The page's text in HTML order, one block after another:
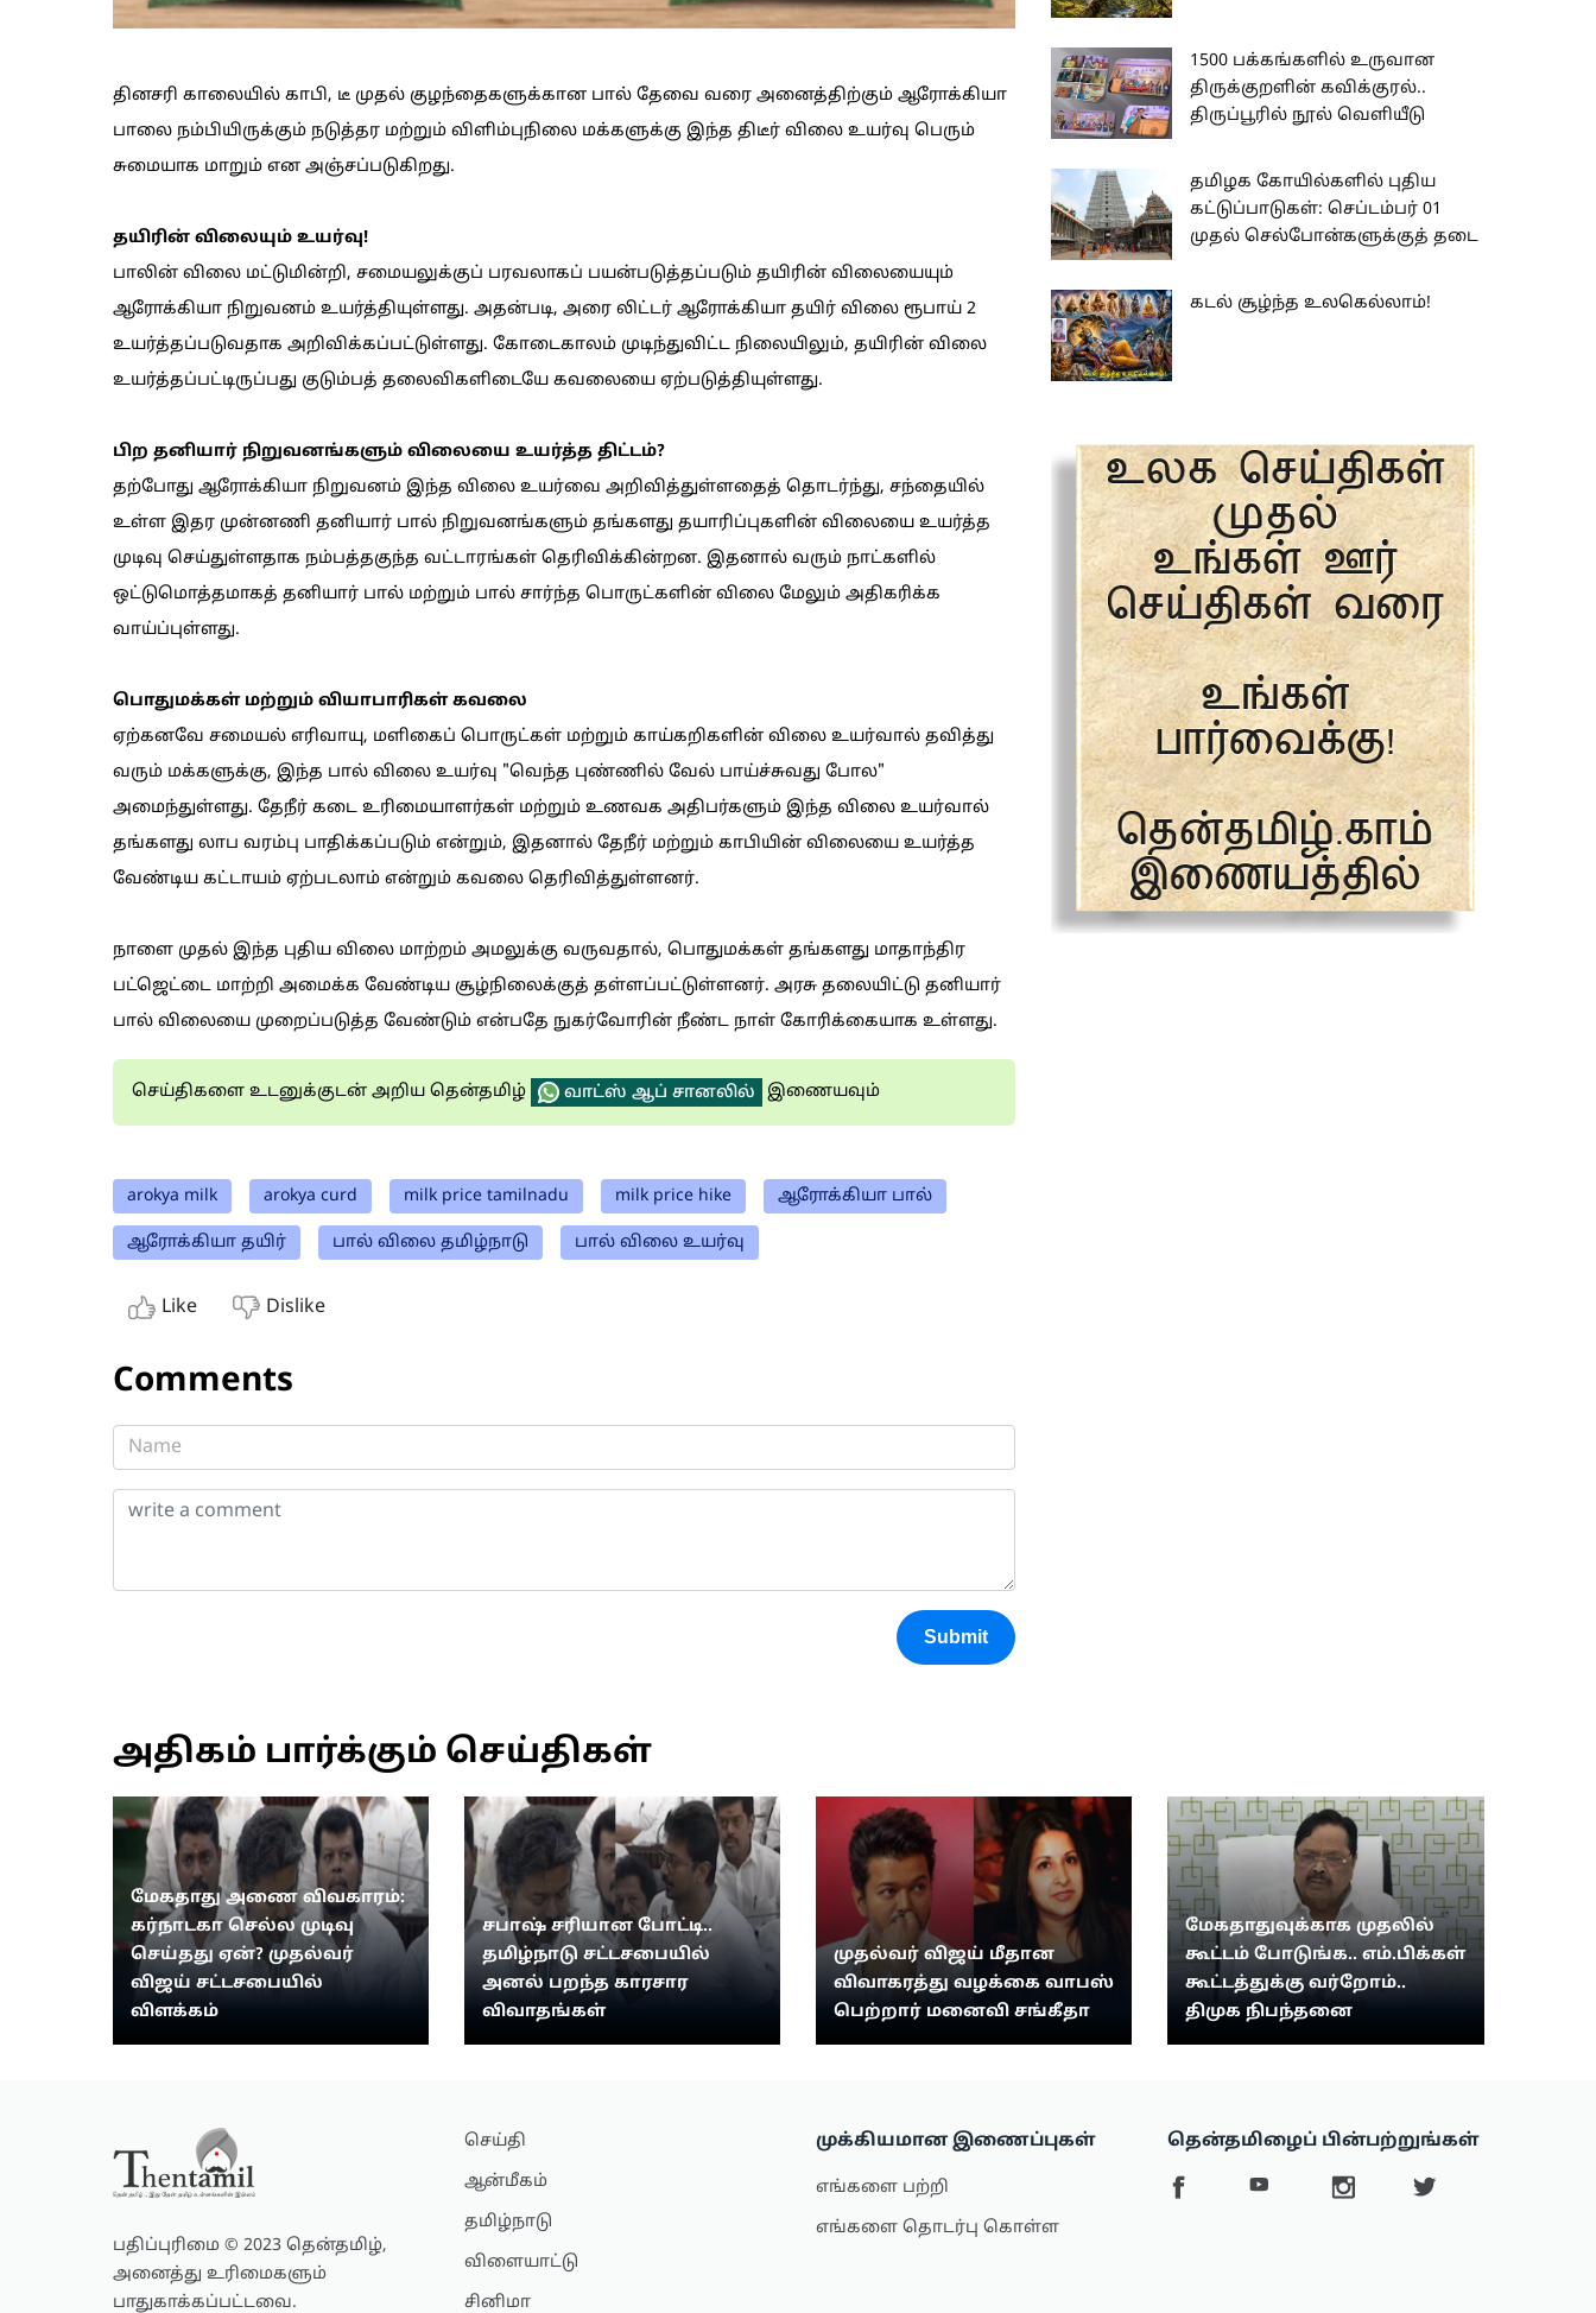
தினசரி காலையில் காபி, டீ முதல் குழந்தைகளுக்கான பால் தேவை வரை அனைத்திற்கும் ஆரோக்கியா
பாலை நம்பியிருக்கும் நடுத்தர மற்றும் விளிம்புநிலை மக்களுக்கு இந்த திடீர் விலை உயர்வு பெரும்
சுமையாக மாறும் என அஞ்சப்படுகிறது.
தயிரின் விலையும் உயர்வு!
பாலின் விலை மட்டுமின்றி, சமையலுக்குப் பரவலாகப் பயன்படுத்தப்படும் தயிரின் விலையையும்
ஆரோக்கியா நிறுவனம் உயர்த்தியுள்ளது. அதன்படி, அரை லிட்டர் ஆரோக்கியா தயிர் விலை ரூபாய் 2
உயர்த்தப்படுவதாக அறிவிக்கப்பட்டுள்ளது. கோடைகாலம் முடிந்துவிட்ட நிலையிலும், தயிரின் விலை
உயர்த்தப்பட்டிருப்பது குடும்பத் தலைவிகளிடையே கவலையை ஏற்படுத்தியுள்ளது.
பிற தனியார் நிறுவனங்களும் விலையை உயர்த்த திட்டம்?
தற்போது ஆரோக்கியா நிறுவனம் இந்த விலை உயர்வை அறிவித்துள்ளதைத் தொடர்ந்து, சந்தையில்
உள்ள இதர முன்னணி தனியார் பால் நிறுவனங்களும் தங்களது தயாரிப்புகளின் விலையை உயர்த்த
முடிவு செய்துள்ளதாக நம்பத்தகுந்த வட்டாரங்கள் தெரிவிக்கின்றன. இதனால் வரும் நாட்களில்
ஒட்டுமொத்தமாகத் தனியார் பால் மற்றும் பால் சார்ந்த பொருட்களின் விலை மேலும் அதிகரிக்க
வாய்ப்புள்ளது.
பொதுமக்கள் மற்றும் வியாபாரிகள் கவலை
ஏற்கனவே சமையல் எரிவாயு, மளிகைப் பொருட்கள் மற்றும் காய்கறிகளின் விலை உயர்வால் தவித்து
வரும் மக்களுக்கு, இந்த பால் விலை உயர்வு "வெந்த புண்ணில் வேல் பாய்ச்சுவது போல"
அமைந்துள்ளது. தேநீர் கடை உரிமையாளர்கள் மற்றும் உணவக அதிபர்களும் இந்த விலை உயர்வால்
தங்களது லாப வரம்பு பாதிக்கப்படும் என்றும், இதனால் தேநீர் மற்றும் காபியின் விலையை உயர்த்த
வேண்டிய கட்டாயம் ஏற்படலாம் என்றும் கவலை தெரிவித்துள்ளனர்.
நாளை முதல் இந்த புதிய விலை மாற்றம் அமலுக்கு வருவதால், பொதுமக்கள் தங்களது மாதாந்திர
பட்ஜெட்டை மாற்றி அமைக்க வேண்டிய சூழ்நிலைக்குத் தள்ளப்பட்டுள்ளனர். அரசு தலையிட்டு தனியார்
பால் விலையை முறைப்படுத்த வேண்டும் என்பதே நுகர்வோரின் நீண்ட நாள் கோரிக்கையாக உள்ளது.
செய்திகளை உடனுக்குடன் அறிய தென்தமிழ் வாட்ஸ் ஆப் சானலில் இணையவும்
arokya milk arokya curd milk price tamilnadu milk price hike ஆரோக்கியா பால்
ஆரோக்கியா தயிர் பால் விலை தமிழ்நாடு பால் விலை உயர்வு
Like Dislike
Comments
Submit
1500 பக்கங்களில் உருவான
திருக்குறளின் கவிக்குரல்..
திருப்பூரில் நூல் வெளியீடு
தமிழக கோயில்களில் புதிய
கட்டுப்பாடுகள்: செப்டம்பர் 01
முதல் செல்போன்களுக்குத் தடை
கடல் சூழ்ந்த உலகெல்லாம்!
அதிகம் பார்க்கும் செய்திகள்
மேகதாது அணை விவகாரம்:
கர்நாடகா செல்ல முடிவு
செய்தது ஏன்? முதல்வர்
விஜய் சட்டசபையில்
விளக்கம்
சபாஷ் சரியான போட்டி..
தமிழ்நாடு சட்டசபையில்
அனல் பறந்த காரசார
விவாதங்கள்
முதல்வர் விஜய் மீதான
விவாகரத்து வழக்கை வாபஸ்
பெற்றார் மனைவி சங்கீதா
மேகதாதுவுக்காக முதலில்
கூட்டம் போடுங்க.. எம்.பிக்கள்
கூட்டத்துக்கு வர்றோம்..
திமுக நிபந்தனை
பதிப்புரிமை © 2023 தென்தமிழ்,
அனைத்து உரிமைகளும்
பாதுகாக்கப்பட்டவை.
செய்தி
ஆன்மீகம்
தமிழ்நாடு
விளையாட்டு
சினிமா
முக்கியமான இணைப்புகள்
எங்களை பற்றி
எங்களை தொடர்பு கொள்ள
தென்தமிழைப் பின்பற்றுங்கள்